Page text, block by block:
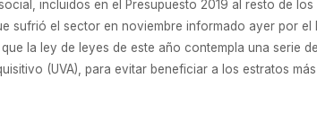
incluidos en el Presupuesto 2019 al resto de
sufrió el sector en noviembre informado ayer por el
la ley de leyes de este año contempla una serie
(UVA), para evitar beneficiar a los estratos